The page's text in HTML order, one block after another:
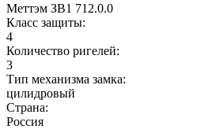
Меттэм ЗВ1 712.0.0
Класс защиты:
4
Количество ригелей:
3
Тип механизма замка:
цилидровый
Страна:
Россия